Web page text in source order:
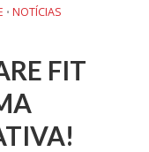
• NOTÍCIAS
FIT